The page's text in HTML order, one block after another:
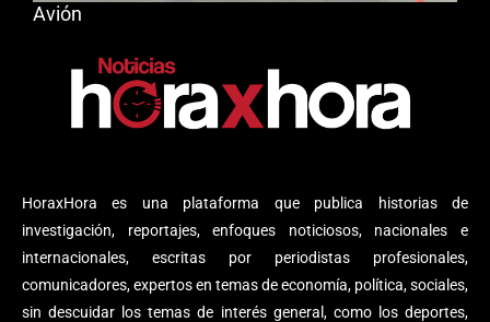
HoraxHora es una plataforma que publica historias de
investigación, reportajes, enfoques noticiosos, nacionales e
internacionales, escritas por periodistas profesionales,
comunicadores, expertos en temas de economía, política, sociales,
sin descuidar los temas de interés general, como los deportes,
Avión